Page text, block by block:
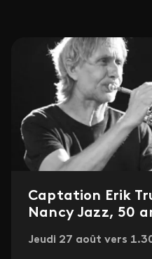
Captation Erik
Nancy Jazz, 50
Jeudi 27 août vers